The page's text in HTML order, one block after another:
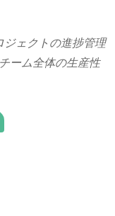
ジェクトの進捗管理
ーム全体の生産性